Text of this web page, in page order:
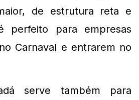
de estrutura reta e
para empresas
Carnaval e entrarem no
serve também para